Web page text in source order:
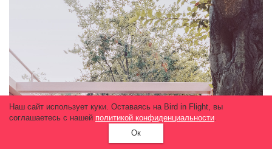
Наш сайт использует куки. Оставаясь на Bird in Flight, вы
соглашаетесь с нашей политикой конфиденциальности.
Ок